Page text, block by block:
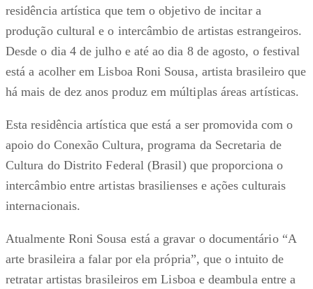
residência artística que tem o objetivo de incitar a
produção cultural e o intercâmbio de artistas estrangeiros.
Desde o dia 4 de julho e até ao dia 8 de agosto, o festival
está a acolher em Lisboa Roni Sousa, artista brasileiro que
há mais de dez anos produz em múltiplas áreas artísticas.
Esta residência artística que está a ser promovida com o
apoio do Conexão Cultura, programa da Secretaria de
Cultura do Distrito Federal (Brasil) que proporciona o
intercâmbio entre artistas brasilienses e ações culturais
internacionais.
Atualmente Roni Sousa está a gravar o documentário “A
arte brasileira a falar por ela própria”, que o intuito de
retratar artistas brasileiros em Lisboa e deambula entre a